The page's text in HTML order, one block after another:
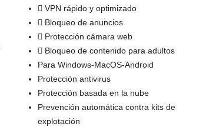
VPN rápido y optimizado
Bloqueo de anuncios
Protección cámara web
Bloqueo de contenido para adultos
Para Windows-MacOS-Android
Protección antivirus
Protección basada en la nube
Prevención automática contra kits de
explotación